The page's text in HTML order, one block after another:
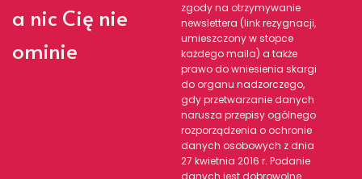
a nic Cię nie
ominie
zgody na otrzymywanie
newslettera (link rezygnacji,
umieszczony w stopce
każdego maila) a także
prawo do wniesienia skargi
do organu nadzorczego,
gdy przetwarzanie danych
narusza przepisy ogólnego
rozporządzenia o ochronie
danych osobowych z dnia
27 kwietnia 2016 r. Podanie
danych jest dobrowolne.